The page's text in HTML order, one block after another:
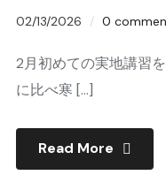
02/13/2026 0
2月初めての実地講習
に比べ寒 […]
Read More